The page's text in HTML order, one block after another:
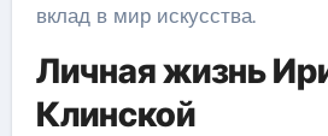
вклад в мир искусства.
Личная жизнь
Клинской